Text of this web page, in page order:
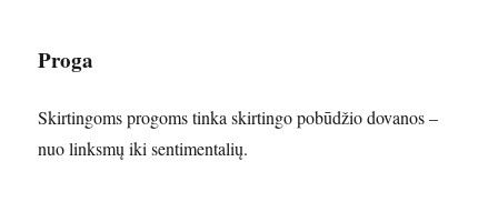
Proga
Skirtingoms progoms tinka skirtingo pobūdžio dovanos –
nuo linksmų iki sentimentalių.